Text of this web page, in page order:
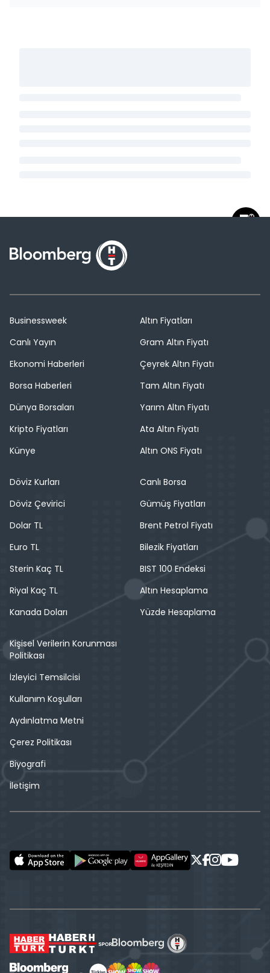
Businessweek
Canlı Yayın
Ekonomi Haberleri
Borsa Haberleri
Dünya Borsaları
Kripto Fiyatları
Künye
Altın Fiyatları
Gram Altın Fiyatı
Çeyrek Altın Fiyatı
Tam Altın Fiyatı
Yarım Altın Fiyatı
Ata Altın Fiyatı
Altın ONS Fiyatı
Döviz Kurları
Döviz Çevirici
Dolar TL
Euro TL
Sterin Kaç TL
Riyal Kaç TL
Kanada Doları
Canlı Borsa
Gümüş Fiyatları
Brent Petrol Fiyatı
Bilezik Fiyatları
BIST 100 Endeksi
Altın Hesaplama
Yüzde Hesaplama
Kişisel Verilerin Korunması
Politikası
İzleyici Temsilcisi
Kullanım Koşulları
Aydınlatma Metni
Çerez Politikası
Biyografi
İletişim